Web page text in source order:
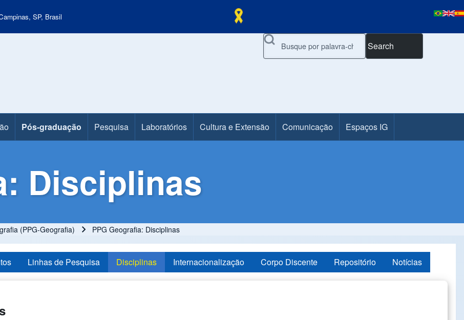
SP, Brasil
Search
Pós-graduação Pesquisa Laboratórios Cultura e Extensão Comunicação Espaços IG
Disciplinas
(PPG-Geografia) PPG Geografia: Disciplinas
Linhas de Pesquisa Disciplinas Internacionalização Corpo Discente Repositório Notícias